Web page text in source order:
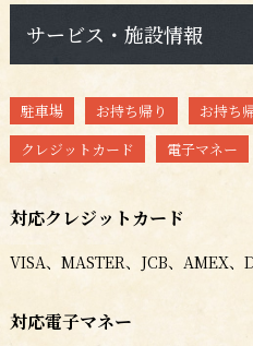
サービス・施設情報
駐車場 お持ち帰り
お持ち
クレジットカード
電子マネー
対応クレジットカード
VISA、MASTER、JCB、AMEX
対応電子マネー